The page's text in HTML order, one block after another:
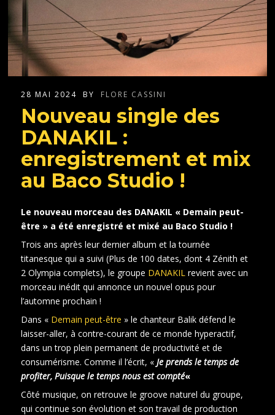
28 MAI 2024 BY FLORE CASSINI
Nouveau single des
DANAKIL :
enregistrement et mix
au Baco Studio !
Le nouveau morceau des DANAKIL « Demain peut-
être » a été enregistré et mixé au Baco Studio !
Trois ans après leur dernier album et la tournée
titanesque qui a suivi (Plus de 100 dates, dont 4 Zénith et
2 Olympia complets), le groupe DANAKIL revient avec un
morceau inédit qui annonce un nouvel opus pour
l’automne prochain !
Dans « Demain peut-être » le chanteur Balik défend le
laisser-aller, à contre-courant de ce monde hyperactif,
dans un trop plein permanent de productivité et de
consumérisme. Comme il l’écrit, «Je prends le temps de
profiter, Puisque le temps nous est compté«
Côté musique, on retrouve le groove naturel du groupe,
qui continue son évolution et son travail de production